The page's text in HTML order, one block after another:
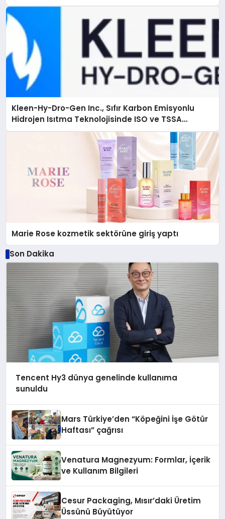
Kleen-Hy-Dro-Gen Inc., Sıfır Karbon Emisyonlu
Hidrojen Isıtma Teknolojisinde ISO ve TSSA
Düzenleyici Onaylarını Aldı
Marie Rose kozmetik sektörüne giriş yaptı
Son Dakika
Tencent Hy3 dünya genelinde kullanıma
sunuldu
Mars Türkiye’den “Köpeğini İşe Götür
Haftası” çağrısı
Venatura Magnezyum: Formlar, İçerik
ve Kullanım Bilgileri
Cesur Packaging, Mısır’daki Üretim
Üssünü Büyütüyor